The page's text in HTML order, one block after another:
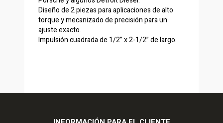
Diseño de 2 piezas para aplicaciones de alto
torque y mecanizado de precisión para un
ajuste exacto.
Impulsión cuadrada de 1/2” x 2-1/2” de largo.